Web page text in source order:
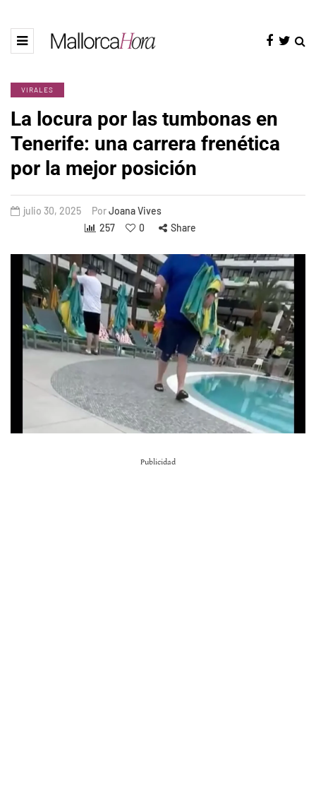
VIRALES
La locura por las tumbonas en
Tenerife: una carrera frenética
por la mejor posición
julio 30, 2025 PorJoana Vives
257
0 Share
Publicidad